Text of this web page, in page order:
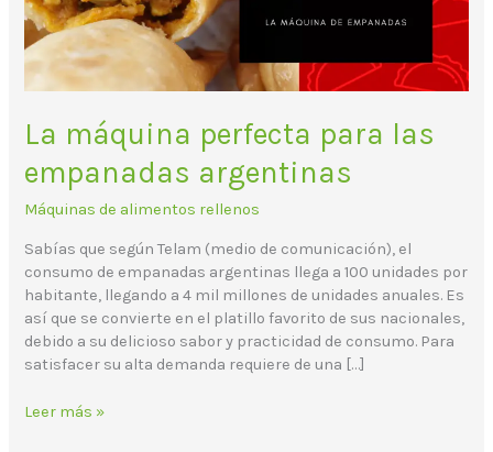
La máquina perfecta para las
empanadas argentinas
Máquinas de alimentos rellenos
Sabías que según Telam (medio de comunicación), el
consumo de empanadas argentinas llega a 100 unidades por
habitante, llegando a 4 mil millones de unidades anuales. Es
así que se convierte en el platillo favorito de sus nacionales,
debido a su delicioso sabor y practicidad de consumo. Para
satisfacer su alta demanda requiere de una […]
Leer más »